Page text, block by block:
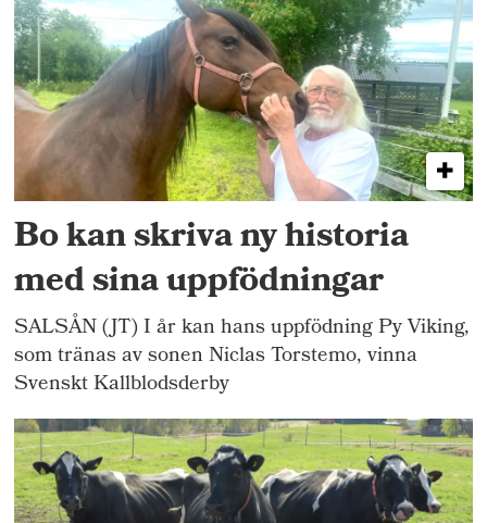
Bo kan skriva ny historia
med sina uppfödningar
SALSÅN (JT) I år kan hans uppfödning Py Viking,
som tränas av sonen Niclas Torstemo, vinna
Svenskt Kallblodsderby